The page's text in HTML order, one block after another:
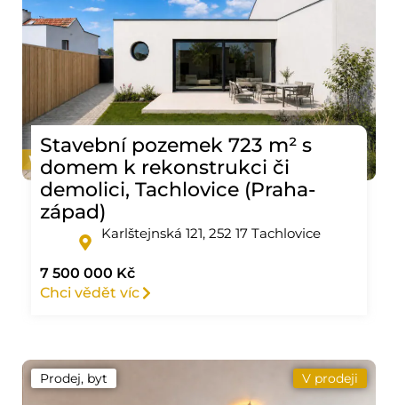
Stavební pozemek 723 m² s
domem k rekonstrukci či
demolici, Tachlovice (Praha-
západ)
Karlštejnská 121, 252 17 Tachlovice
7 500 000 Kč
Chci vědět víc
Prodej, byt V prodeji